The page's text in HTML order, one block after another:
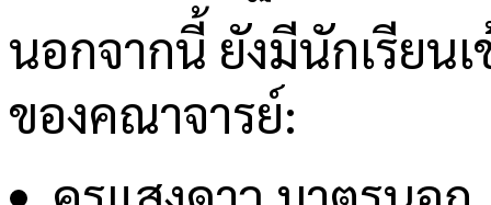
นอกจากนี้ ยังมีนักเรียน
ของคณาจารย์: